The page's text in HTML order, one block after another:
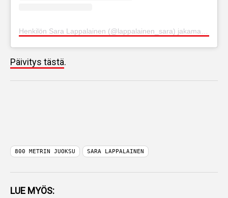
Päivitys tästä.
800 METRIN JUOKSU SARA LAPPALAINEN
LUE MYÖS: